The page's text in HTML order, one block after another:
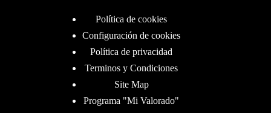
Política de cookies
Configuración de cookies
Política de privacidad
Terminos y Condiciones
Site Map
Programa "Mi Valorado"